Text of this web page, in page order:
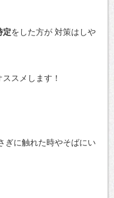
定をした方が 対策はしや
スメします！
ぎに触れた時やそばにい